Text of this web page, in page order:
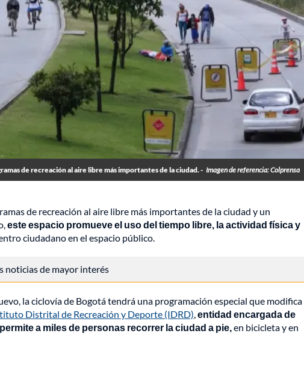
de recreación al aire libre más importantes de la ciudad. - Imagen de referencia: Colprensa
de recreación al aire libre más importantes de la ciudad y un
este espacio promueve el uso del tiempo libre, la actividad física y
ciudadano en el espacio público.
noticias de mayor interés
la ciclovía de Bogotá tendrá una programación especial que modifica
Distrital de Recreación y Deporte (IDRD),entidad encargada de
a miles de personas recorrer la ciudad a pie,en bicicleta y en